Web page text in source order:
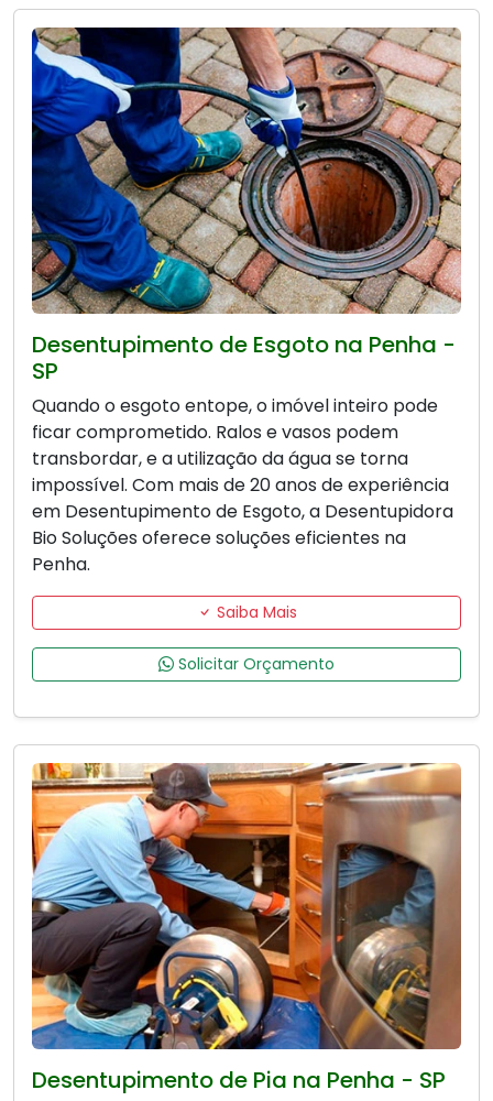
Desentupimento de Esgoto na Penha -
SP
Quando o esgoto entope, o imóvel inteiro pode
ficar comprometido. Ralos e vasos podem
transbordar, e a utilização da água se torna
impossível. Com mais de 20 anos de experiência
em Desentupimento de Esgoto, a Desentupidora
Bio Soluções oferece soluções eficientes na
Penha.
Saiba Mais
Solicitar Orçamento
Desentupimento de Pia na Penha - SP